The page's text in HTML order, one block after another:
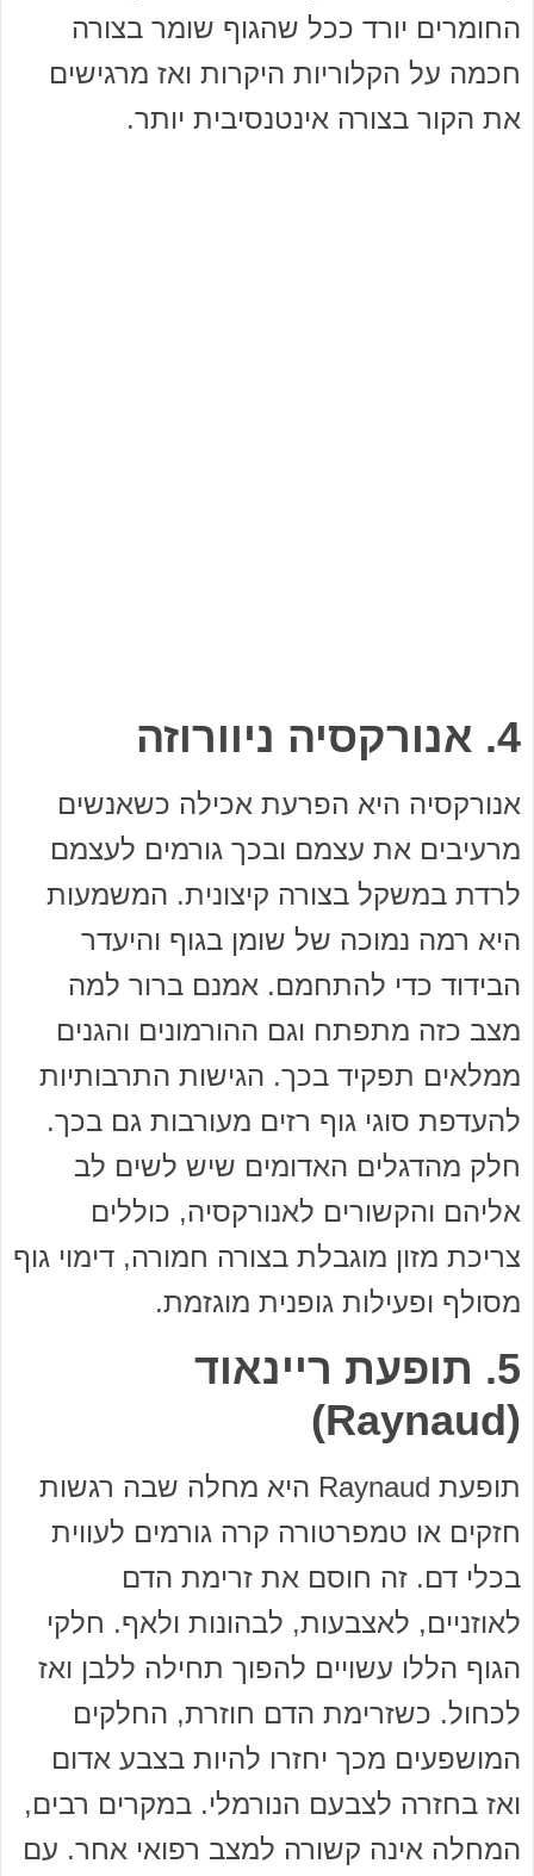
החומרים יורד ככל שהגוף שומר בצורה
חכמה על הקלוריות היקרות ואז מרגישים
את הקור בצורה אינטנסיבית יותר.
4. אנורקסיה ניוורוזה
אנורקסיה היא הפרעת אכילה כשאנשים
מרעיבים את עצמם ובכך גורמים לעצמם
לרדת במשקל בצורה קיצונית. המשמעות
היא רמה נמוכה של שומן בגוף והיעדר
הבידוד כדי להתחמם. אמנם ברור למה
מצב כזה מתפתח וגם ההורמונים והגנים
ממלאים תפקיד בכך. הגישות התרבותיות
להעדפת סוגי גוף רזים מעורבות גם בכך.
חלק מהדגלים האדומים שיש לשים לב
אליהם והקשורים לאנורקסיה, כוללים
צריכת מזון מוגבלת בצורה חמורה, דימוי גוף
מסולף ופעילות גופנית מוגזמת.
5. תופעת ריינאוד
(Raynaud)
תופעת Raynaud היא מחלה שבה רגשות
חזקים או טמפרטורה קרה גורמים לעווית
בכלי דם. זה חוסם את זרימת הדם
לאוזניים, לאצבעות, לבהונות ולאף. חלקי
הגוף הללו עשויים להפוך תחילה ללבן ואז
לכחול. כשזרימת הדם חוזרת, החלקים
המושפעים מכך יחזרו להיות בצבע אדום
ואז בחזרה לצבעם הנורמלי. במקרים רבים,
המחלה אינה קשורה למצב רפואי אחר. עם